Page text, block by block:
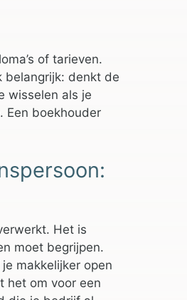
of tarieven.
belangrijk: denkt de
wisselen als je
Een boekhouder
Het is
moet begrijpen.
makkelijker open
het om voor een